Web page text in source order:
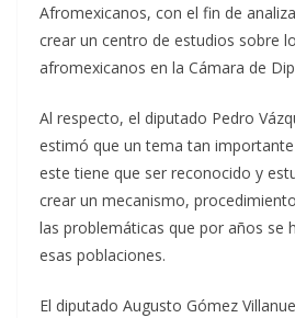
Afromexicanos, con el fin de
crear un centro de estudios sobre
afromexicanos en la Cámara de
Al respecto, el diputado Pedro
estimó que un tema tan
este tiene que ser reconocido y
crear un mecanismo,
las problemáticas que por años se
esas poblaciones.
El diputado Augusto Gómez